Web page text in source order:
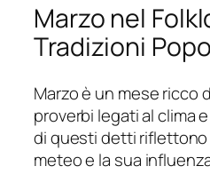
Marzo nel
Tradizioni
Marzo è un mese ricco
proverbi legati al clima
di questi detti riflettono
meteo e la sua